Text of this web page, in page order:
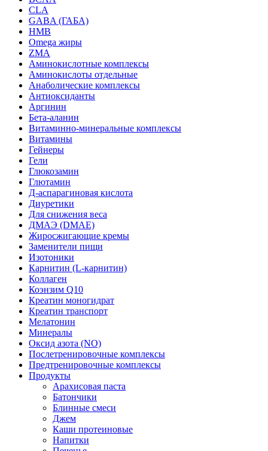
CLA
GABA (ГАБА)
HMB
Omega жиры
ZMA
Аминокислотные комплексы
Аминокислоты отдельные
Анаболические комплексы
Антиоксиданты
Аргинин
Бета-аланин
Витаминно-минеральные комплексы
Витамины
Гейнеры
Гели
Глюкозамин
Глютамин
Д-аспарагиновая кислота
Диуретики
Для снижения веса
ДМАЭ (DMAE)
Жиросжигающие кремы
Заменители пищи
Изотоники
Карнитин (L-карнитин)
Коллаген
Коэнзим Q10
Креатин моногидрат
Креатин транспорт
Мелатонин
Минералы
Оксид азота (NO)
Послетренировочные комплексы
Предтренировочные комплексы
Продукты
Арахисовая паста
Батончики
Блинные смеси
Джем
Каши протеиновые
Напитки